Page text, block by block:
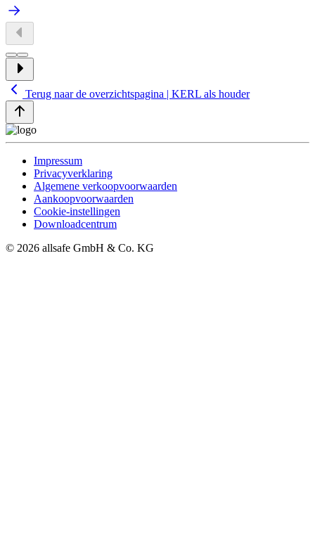
Terug naar de overzichtspagina | KERL als houder
Impressum
Privacyverklaring
Algemene verkoopvoorwaarden
Aankoopvoorwaarden
Cookie-instellingen
Downloadcentrum
© 2026 allsafe GmbH & Co. KG